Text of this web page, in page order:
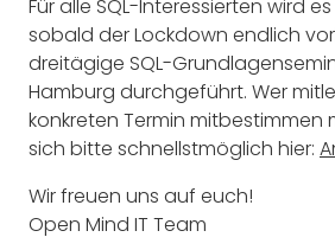
Für alle SQL-Interessierten wird
sobald der Lockdown endlich
dreitägige SQL-
Hamburg durchgeführt. Wer
konkreten Termin mitbestimmen
sich bitte schnellstmöglich hier:
Wir freuen uns auf euch!
Open Mind IT Team